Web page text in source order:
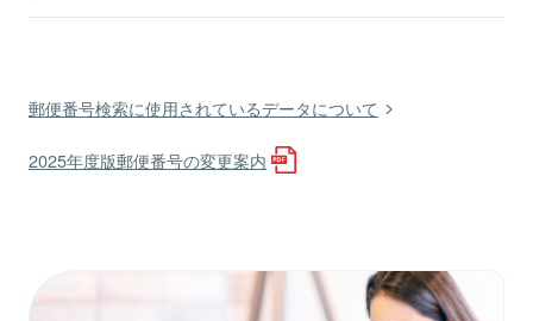
郵便番号検索に使用されているデータについて
2025年度版郵便番号の変更案内